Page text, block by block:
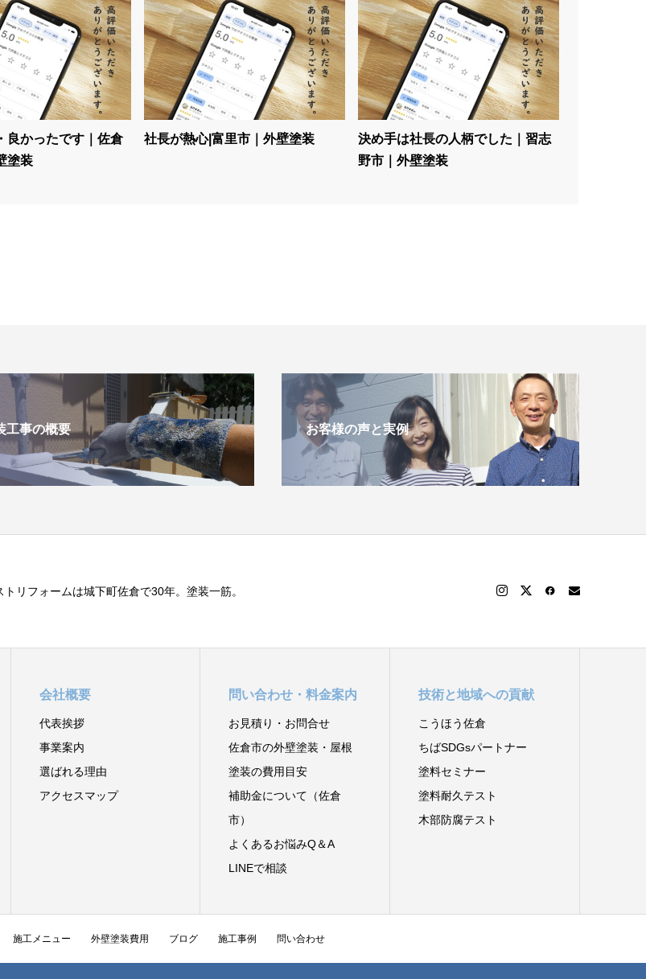
良かったです｜佐倉
塗装
社長が熱心|富里市｜外壁塗装
決め手は社長の人柄でした｜習志
野市｜外壁塗装
工事の概要 お客様の声と実例
リフォームは城下町佐倉で30年。塗装一筋。
会社概要
代表挨拶
事業案内
選ばれる理由
アクセスマップ
問い合わせ・料金案内
お見積り・お問合せ
佐倉市の外壁塗装・屋根
塗装の費用目安
補助金について（佐倉
市）
よくあるお悩みQ＆A
LINEで相談
技術と地域への貢献
こうほう佐倉
ちばSDGsパートナー
塗料セミナー
塗料耐久テスト
木部防腐テスト
施工メニュー 外壁塗装費用 ブログ 施工事例 問い合わせ